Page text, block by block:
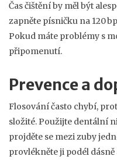
Čas čištění by měl být
zapněte písničku na 120
Pokud máte problémy s
připomenutí.
Prevence a
Flosování často chybí,
složité. Použijte dentální
projděte se mezi zuby
provlékněte ji podél